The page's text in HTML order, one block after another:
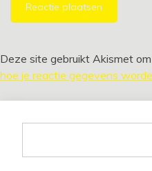
Deze site gebruikt Akismet
hoe je reactie gegevens